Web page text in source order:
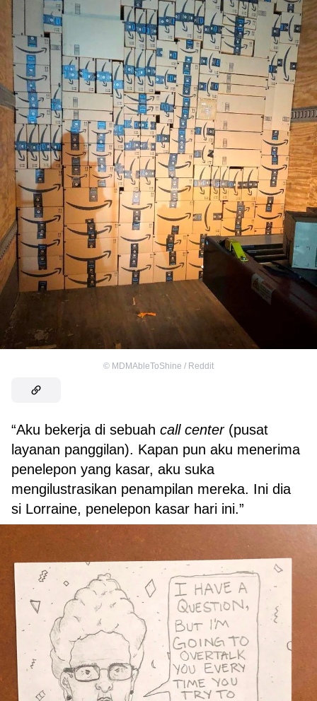
© MDMAbleToShine / Reddit
“Aku bekerja di sebuah call center (pusat
layanan panggilan). Kapan pun aku menerima
penelepon yang kasar, aku suka
mengilustrasikan penampilan mereka. Ini dia
si Lorraine, penelepon kasar hari ini.”